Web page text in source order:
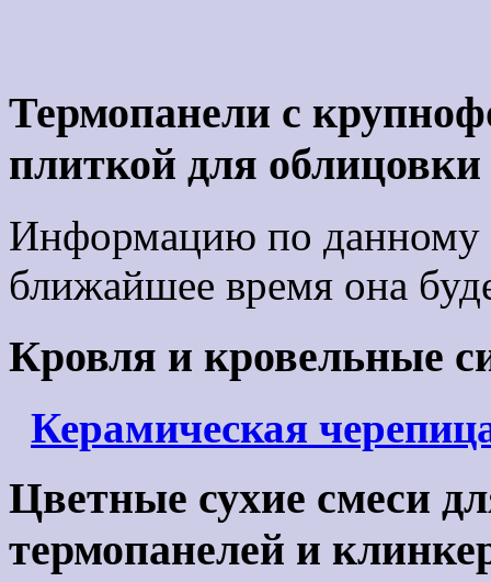
Термопанели с
плиткой для
Информацию по данному
ближайшее время она
Кровля и кровельные
Керамическая
Цветные сухие смеси
термопанелей и